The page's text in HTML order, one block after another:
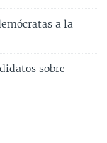
a la
sobre